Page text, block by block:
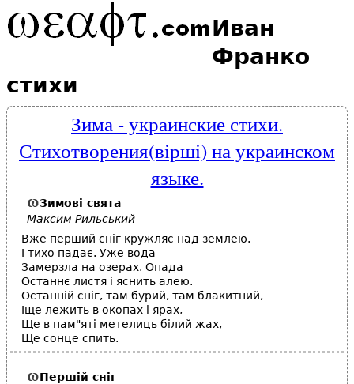
Иван
Франко
стихи
Зима - украинские стихи.
Стихотворения(вiршi) на украинском
языке.
Зимові свята
Максим Рильський
Вже перший сніг кружляє над землею.
І тихо падає. Уже вода
Замерзла на озерах. Опада
Останнє листя і яснить алею.
Останній сніг, там бурий, там блакитний,
Іще лежить в окопах і ярах,
Ще в пам"яті метелиць білий жах,
Ще сонце спить.
Першій сніг